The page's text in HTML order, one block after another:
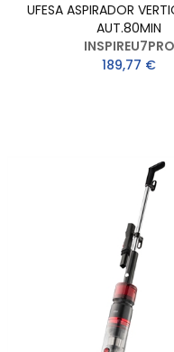
UFESA ASPIRADOR
AUT.80MIN
INSPIREU7PRO
189,77 €